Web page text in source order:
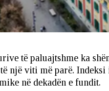
të paluajtshme ka
një viti më parë.
në dekadën e fundit.